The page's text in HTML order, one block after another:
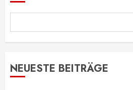
NEUESTE BEITRÄGE